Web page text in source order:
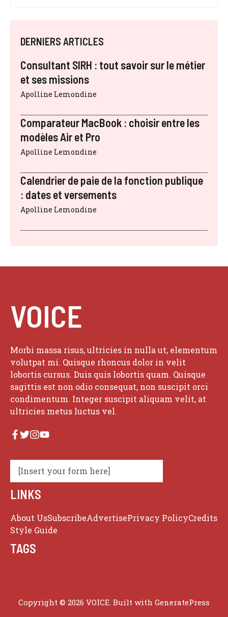
DERNIERS ARTICLES
Consultant SIRH : tout savoir sur le métier
et ses missions
Apolline Lemondine
Comparateur MacBook : choisir entre les
modèles Air et Pro
Apolline Lemondine
Calendrier de paie de la fonction publique
: dates et versements
Apolline Lemondine
VOICE
Morbi massa risus, ultricies in nulla ut, elementum
volutpat mi. Quisque rhoncus dolor in velit
lobortis cursus. Duis quis lobortis quam. Quisque
sagittis est non odio consequat, non suscipit orci
condimentum. Integer suscipit aliquam velit, at
ultricies metus luctus vel.
[Insert your form here]
LINKS
About UsSubscribeAdvertisePrivacy PolicyCredits
Style Guide
TAGS
Copyright © 2026 VOICE. Built with GeneratePress